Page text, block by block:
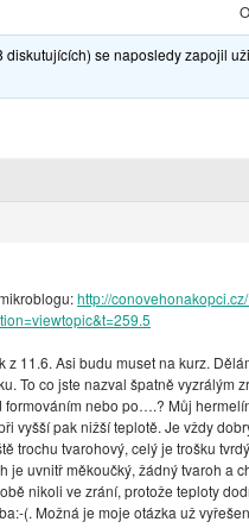
se naposledy zapojil
http://
z 11.6. Asi budu muset na kurz.
To co jste nazval špatně vyzrálým
nebo po….? Můj
vyšší pak nižší teplotě. Je vždy
trochu tvarohový, celý je trošku
je uvnitř měkoučký, žádný tvaroh a
nikoli ve zrání, protože teploty
(. Možná je moje otázka už